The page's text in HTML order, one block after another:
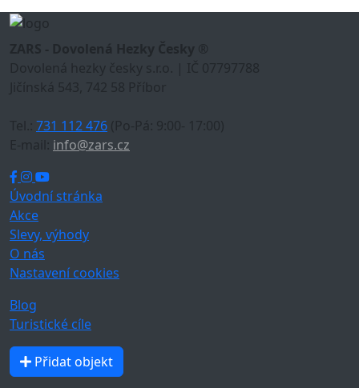
ZARS - Dovolená Hezky Česky ®
Dovolená hezky česky s.r.o. | IČ 07797788
Jičínská 543, 742 58 Příbor
Tel.: 731 112 476 (Po-Pá: 9:00- 17:00)
E-mail: info@zars.cz
Úvodní stránka
Akce
Slevy, výhody
O nás
Nastavení cookies
Blog
Turistické cíle
Přidat objekt